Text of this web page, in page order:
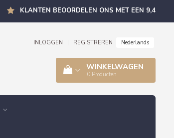
KLANTEN BEOORDELEN ONS MET EEN 9,4
INLOGGEN REGISTREREN Nederlands
WINKELWAGEN
0 Producten